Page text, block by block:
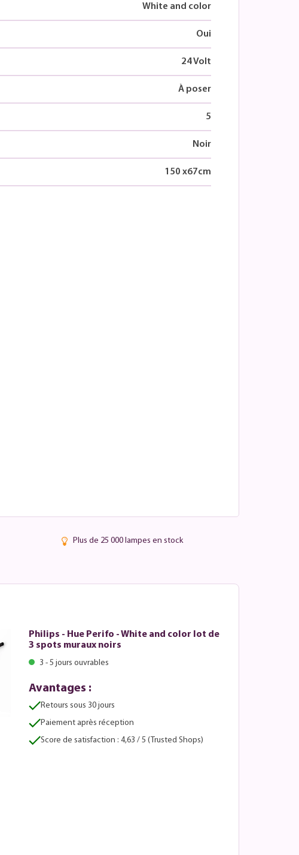
White and color
Oui
24 Volt
À poser
5
Noir
150 x67cm
Plus de 25 000 lampes en stock
Philips - Hue Perifo - White and color lot de
3 spots muraux noirs
3 - 5 jours ouvrables
Avantages :
Retours sous 30 jours
Paiement après réception
Score de satisfaction : 4,63 / 5 (Trusted Shops)